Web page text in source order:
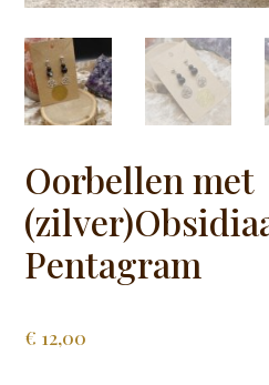
Oorbellen met
Pentagram
€ 12,00